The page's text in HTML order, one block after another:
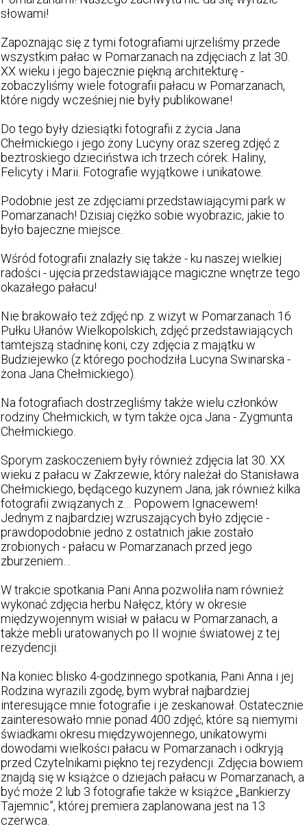
słowami!
Zapoznając się z tymi fotografiami ujrzeliśmy przede
wszystkim pałac w Pomarzanach na zdjęciach z lat 30.
XX wieku i jego bajecznie piękną architekturę -
zobaczyliśmy wiele fotografii pałacu w Pomarzanach,
które nigdy wcześniej nie były publikowane!
Do tego były dziesiątki fotografii z życia Jana
Chełmickiego i jego żony Lucyny oraz szereg zdjęć z
beztroskiego dzieciństwa ich trzech córek: Haliny,
Felicyty i Marii. Fotografie wyjątkowe i unikatowe.
Podobnie jest ze zdjęciami przedstawiającymi park w
Pomarzanach! Dzisiaj ciężko sobie wyobrazic, jakie to
było bajeczne miejsce.
Wśród fotografii znalazły się także - ku naszej wielkiej
radości - ujęcia przedstawiające magiczne wnętrze tego
okazałego pałacu!
Nie brakowało też zdjęć np. z wizyt w Pomarzanach 16
Pułku Ułanów Wielkopolskich, zdjęć przedstawiających
tamtejszą stadninę koni, czy zdjęcia z majątku w
Budziejewko (z którego pochodziła Lucyna Swinarska -
żona Jana Chełmickiego).
Na fotografiach dostrzegliśmy także wielu członków
rodziny Chełmickich, w tym także ojca Jana - Zygmunta
Chełmickiego.
Sporym zaskoczeniem były również zdjęcia lat 30. XX
wieku z pałacu w Zakrzewie, który należał do Stanisława
Chełmickiego, będącego kuzynem Jana, jak również kilka
fotografii związanych z… Popowem Ignacewem!
Jednym z najbardziej wzruszających było zdjęcie -
prawdopodobnie jedno z ostatnich jakie zostało
zrobionych - pałacu w Pomarzanach przed jego
zburzeniem…
W trakcie spotkania Pani Anna pozwoliła nam również
wykonać zdjęcia herbu Nałęcz, który w okresie
międzywojennym wisiał w pałacu w Pomarzanach, a
także mebli uratowanych po II wojnie światowej z tej
rezydencji.
Na koniec blisko 4-godzinnego spotkania, Pani Anna i jej
Rodzina wyrazili zgodę, bym wybrał najbardziej
interesujące mnie fotografie i je zeskanował. Ostatecznie
zainteresowało mnie ponad 400 zdjęć, które są niemymi
świadkami okresu międzywojennego, unikatowymi
dowodami wielkości pałacu w Pomarzanach i odkryją
przed Czytelnikami piękno tej rezydencji. Zdjęcia bowiem
znajdą się w książce o dziejach pałacu w Pomarzanach, a
być może 2 lub 3 fotografie także w książce „Bankierzy
Tajemnic”, której premiera zaplanowana jest na 13
czerwca.